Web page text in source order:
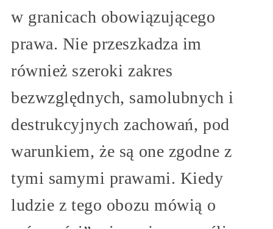
w granicach obowiązującego
prawa. Nie przeszkadza im
również szeroki zakres
bezwzględnych, samolubnych i
destrukcyjnych zachowań, pod
warunkiem, że są one zgodne z
tymi samymi prawami. Kiedy
ludzie z tego obozu mówią o